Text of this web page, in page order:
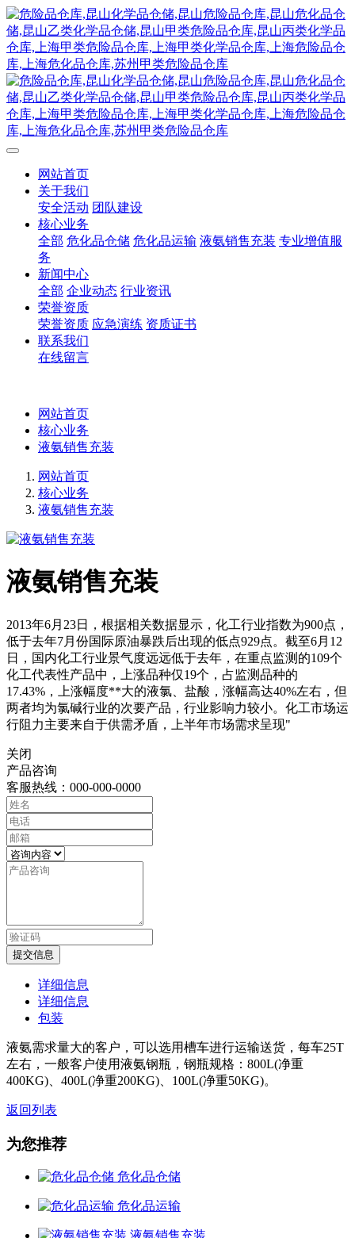
网站首页
关于我们
安全活动 团队建设
核心业务
全部 危化品仓储 危化品运输 液氨销售充装 专业增值服
务
新闻中心
全部 企业动态 行业资讯
荣誉资质
荣誉资质 应急演练 资质证书
联系我们
在线留言
网站首页
核心业务
液氨销售充装
网站首页
核心业务
液氨销售充装
液氨销售充装
2013年6月23日，根据相关数据显示，化工行业指数为900点，
低于去年7月份国际原油暴跌后出现的低点929点。截至6月12
日，国内化工行业景气度远远低于去年，在重点监测的109个
化工代表性产品中，上涨品种仅19个，占监测品种的
17.43%，上涨幅度**大的液氯、盐酸，涨幅高达40%左右，但
两者均为氯碱行业的次要产品，行业影响力较小。化工市场运
行阻力主要来自于供需矛盾，上半年市场需求呈现"
关闭
产品咨询
客服热线：000-000-0000
提交信息
详细信息
详细信息
包装
液氨需求量大的客户，可以选用槽车进行运输送货，每车25T
左右，一般客户使用液氨钢瓶，钢瓶规格：800L(净重
400KG)、 400L(净重200KG)、 100L(净重50KG)。
返回列表
为您推荐
危化品仓储
危化品运输